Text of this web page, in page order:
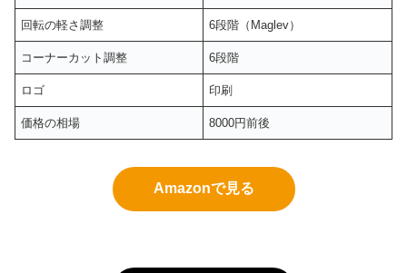
回転の軽さ調整 6段階（Maglev）
コーナーカット調整 6段階
ロゴ 印刷
価格の相場 8000円前後
Amazonで見る